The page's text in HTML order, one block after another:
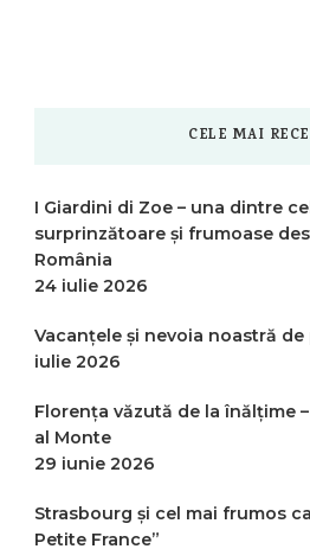
CELE MAI
I Giardini di Zoe – una dintre
surprinzătoare și frumoase
România
24 iulie 2026
Vacanțele și nevoia noastră de
iulie 2026
Florența văzută de la înălțime
al Monte
29 iunie 2026
Strasbourg și cel mai frumos
Petite France”